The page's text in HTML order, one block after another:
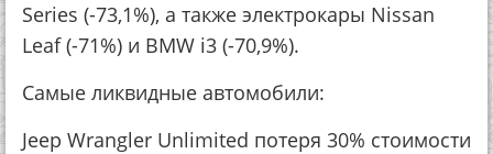
Series (-73,1%), а также электрокары Nissan
Leaf (-71%) и BMW i3 (-70,9%).
Самые ликвидные автомобили:
Jeep Wrangler Unlimited потеря 30% стоимости